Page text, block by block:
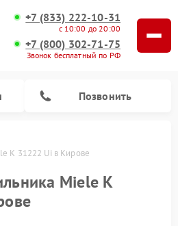
+7 (833) 222-10-31
с 10:00 до 20:00
+7 (800) 302-71-75
Звонок бесплатный по РФ
Позвонить
K 31222 Ui в Кирове
Miele K